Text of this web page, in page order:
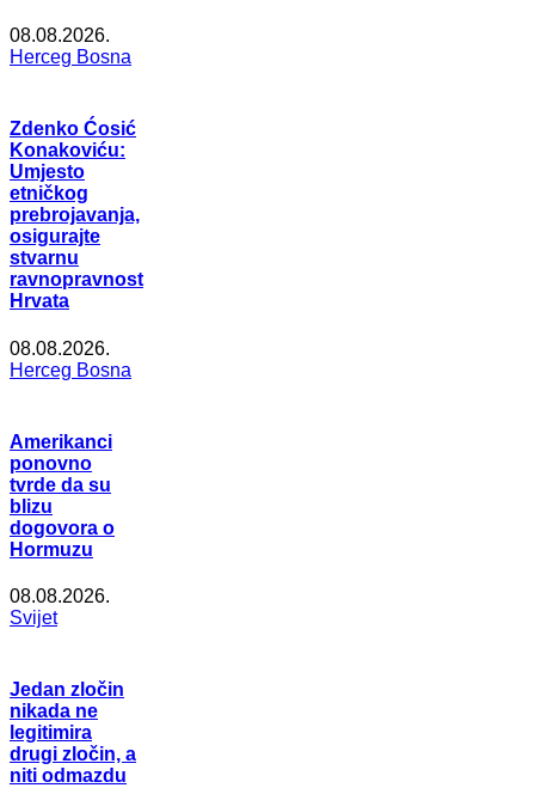
08.08.2026.
Herceg Bosna
Zdenko Ćosić
Konakoviću:
Umjesto
etničkog
prebrojavanja,
osigurajte
stvarnu
ravnopravnost
Hrvata
08.08.2026.
Herceg Bosna
Amerikanci
ponovno
tvrde da su
blizu
dogovora o
Hormuzu
08.08.2026.
Svijet
Jedan zločin
nikada ne
legitimira
drugi zločin, a
niti odmazdu